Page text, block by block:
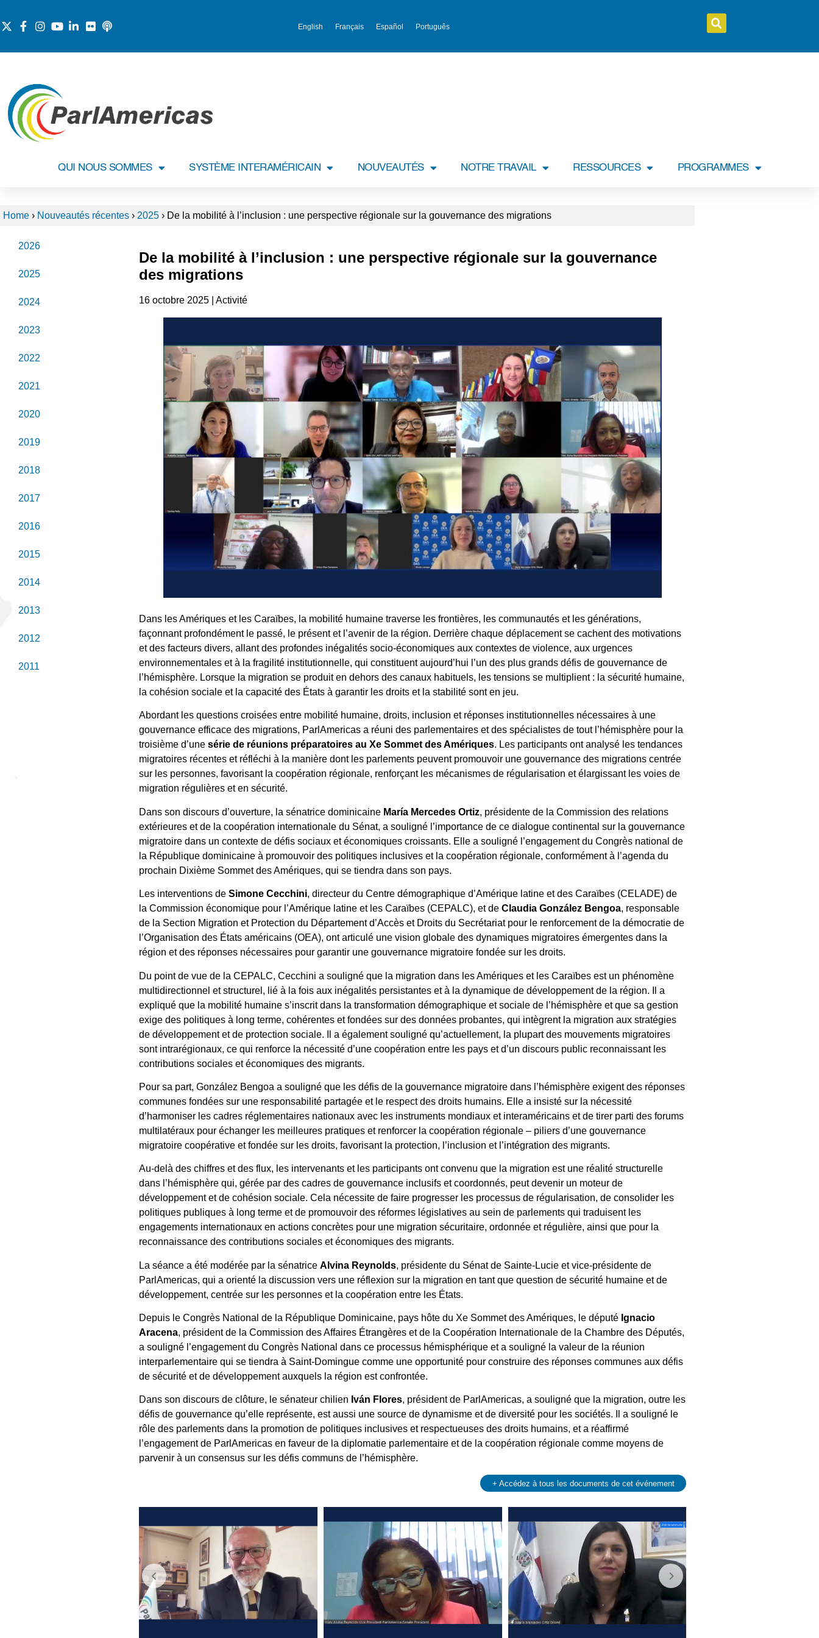
English Français Español Português
QUI NOUS SOMMES SYSTÈME INTERAMÉRICAIN NOUVEAUTÉS NOTRE TRAVAIL RESSOURCES PROGRAMMES
Home › Nouveautés récentes › 2025 › De la mobilité à l’inclusion : une perspective régionale sur la gouvernance des migrations
2026
2025
2024
2023
2022
2021
2020
2019
2018
2017
2016
2015
2014
2013
2012
2011
De la mobilité à l’inclusion : une perspective régionale sur la gouvernance
des migrations
16 octobre 2025 | Activité
Dans les Amériques et les Caraïbes, la mobilité humaine traverse les frontières, les communautés et les générations,
façonnant profondément le passé, le présent et l’avenir de la région. Derrière chaque déplacement se cachent des motivations
et des facteurs divers, allant des profondes inégalités socio-économiques aux contextes de violence, aux urgences
environnementales et à la fragilité institutionnelle, qui constituent aujourd’hui l’un des plus grands défis de gouvernance de
l’hémisphère. Lorsque la migration se produit en dehors des canaux habituels, les tensions se multiplient : la sécurité humaine,
la cohésion sociale et la capacité des États à garantir les droits et la stabilité sont en jeu.
Abordant les questions croisées entre mobilité humaine, droits, inclusion et réponses institutionnelles nécessaires à une
gouvernance efficace des migrations, ParlAmericas a réuni des parlementaires et des spécialistes de tout l’hémisphère pour la
troisième d’unesérie de réunions préparatoires au Xe Sommet des Amériques. Les participants ont analysé les tendances
migratoires récentes et réfléchi à la manière dont les parlements peuvent promouvoir une gouvernance des migrations centrée
sur les personnes, favorisant la coopération régionale, renforçant les mécanismes de régularisation et élargissant les voies de
migration régulières et en sécurité.
Dans son discours d’ouverture, la sénatrice dominicaine María Mercedes Ortiz, présidente de la Commission des relations
extérieures et de la coopération internationale du Sénat, a souligné l’importance de ce dialogue continental sur la gouvernance
migratoire dans un contexte de défis sociaux et économiques croissants. Elle a souligné l’engagement du Congrès national de
la République dominicaine à promouvoir des politiques inclusives et la coopération régionale, conformément à l’agenda du
prochain Dixième Sommet des Amériques, qui se tiendra dans son pays.
Les interventions deSimone Cecchini, directeur du Centre démographique d’Amérique latine et des Caraïbes (CELADE) de
la Commission économique pour l’Amérique latine et les Caraïbes (CEPALC), et deClaudia González Bengoa, responsable
de la Section Migration et Protection du Département d’Accès et Droits du Secrétariat pour le renforcement de la démocratie de
l’Organisation des États américains (OEA), ont articulé une vision globale des dynamiques migratoires émergentes dans la
région et des réponses nécessaires pour garantir une gouvernance migratoire fondée sur les droits.
Du point de vue de la CEPALC, Cecchini a souligné que la migration dans les Amériques et les Caraïbes est un phénomène
multidirectionnel et structurel, lié à la fois aux inégalités persistantes et à la dynamique de développement de la région. Il a
expliqué que la mobilité humaine s’inscrit dans la transformation démographique et sociale de l’hémisphère et que sa gestion
exige des politiques à long terme, cohérentes et fondées sur des données probantes, qui intègrent la migration aux stratégies
de développement et de protection sociale. Il a également souligné qu’actuellement, la plupart des mouvements migratoires
sont intrarégionaux, ce qui renforce la nécessité d’une coopération entre les pays et d’un discours public reconnaissant les
contributions sociales et économiques des migrants.
Pour sa part, González Bengoa a souligné que les défis de la gouvernance migratoire dans l’hémisphère exigent des réponses
communes fondées sur une responsabilité partagée et le respect des droits humains. Elle a insisté sur la nécessité
d’harmoniser les cadres réglementaires nationaux avec les instruments mondiaux et interaméricains et de tirer parti des forums
multilatéraux pour échanger les meilleures pratiques et renforcer la coopération régionale – piliers d’une gouvernance
migratoire coopérative et fondée sur les droits, favorisant la protection, l’inclusion et l’intégration des migrants.
Au-delà des chiffres et des flux, les intervenants et les participants ont convenu que la migration est une réalité structurelle
dans l’hémisphère qui, gérée par des cadres de gouvernance inclusifs et coordonnés, peut devenir un moteur de
développement et de cohésion sociale. Cela nécessite de faire progresser les processus de régularisation, de consolider les
politiques publiques à long terme et de promouvoir des réformes législatives au sein de parlements qui traduisent les
engagements internationaux en actions concrètes pour une migration sécuritaire, ordonnée et régulière, ainsi que pour la
reconnaissance des contributions sociales et économiques des migrants.
La séance a été modérée par la sénatriceAlvina Reynolds, présidente du Sénat de Sainte-Lucie et vice-présidente de
ParlAmericas, qui a orienté la discussion vers une réflexion sur la migration en tant que question de sécurité humaine et de
développement, centrée sur les personnes et la coopération entre les États.
Depuis le Congrès National de la République Dominicaine, pays hôte du Xe Sommet des Amériques, le député Ignacio
Aracena, président de la Commission des Affaires Étrangères et de la Coopération Internationale de la Chambre des Députés,
a souligné l’engagement du Congrès National dans ce processus hémisphérique et a souligné la valeur de la réunion
interparlementaire qui se tiendra à Saint-Domingue comme une opportunité pour construire des réponses communes aux défis
de sécurité et de développement auxquels la région est confrontée.
Dans son discours de clôture, le sénateur chilien Iván Flores, président de ParlAmericas, a souligné que la migration, outre les
défis de gouvernance qu’elle représente, est aussi une source de dynamisme et de diversité pour les sociétés. Il a souligné le
rôle des parlements dans la promotion de politiques inclusives et respectueuses des droits humains, et a réaffirmé
l’engagement de ParlAmericas en faveur de la diplomatie parlementaire et de la coopération régionale comme moyens de
parvenir à un consensus sur les défis communs de l’hémisphère.
+ Accédez à tous les documents de cet événement